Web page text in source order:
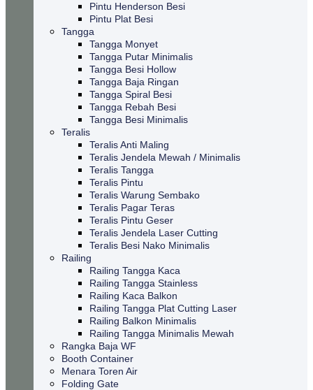
Pintu Henderson Besi
Pintu Plat Besi
Tangga
Tangga Monyet
Tangga Putar Minimalis
Tangga Besi Hollow
Tangga Baja Ringan
Tangga Spiral Besi
Tangga Rebah Besi
Tangga Besi Minimalis
Teralis
Teralis Anti Maling
Teralis Jendela Mewah / Minimalis
Teralis Tangga
Teralis Pintu
Teralis Warung Sembako
Teralis Pagar Teras
Teralis Pintu Geser
Teralis Jendela Laser Cutting
Teralis Besi Nako Minimalis
Railing
Railing Tangga Kaca
Railing Tangga Stainless
Railing Kaca Balkon
Railing Tangga Plat Cutting Laser
Railing Balkon Minimalis
Railing Tangga Minimalis Mewah
Rangka Baja WF
Booth Container
Menara Toren Air
Folding Gate